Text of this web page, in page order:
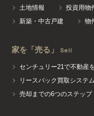
土地情報 投資用物
新築・中古戸建
物
家を「売る」 Sell
センチュリー21で不動産
リースバック買取システ
売却までの6つのステップ